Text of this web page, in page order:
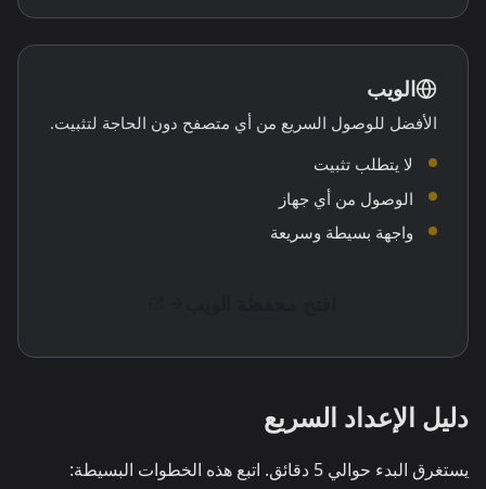
الويب
الأفضل للوصول السريع من أي متصفح دون الحاجة لتثبيت.
لا يتطلب تثبيت
الوصول من أي جهاز
واجهة بسيطة وسريعة
دليل الإعداد السريع
يستغرق البدء حوالي 5 دقائق. اتبع هذه الخطوات البسيطة: